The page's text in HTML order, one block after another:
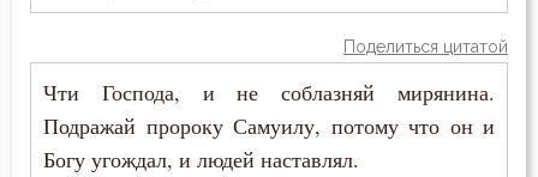
Начальство
Поделиться цитатой
Чти Господа, и не соблазняй мирянина.
Подражай пророку Самуилу, потому что он и
Богу угождал, и людей наставлял.